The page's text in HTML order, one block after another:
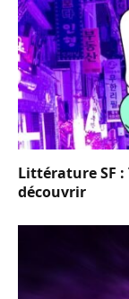
Littérature SF :
découvrir